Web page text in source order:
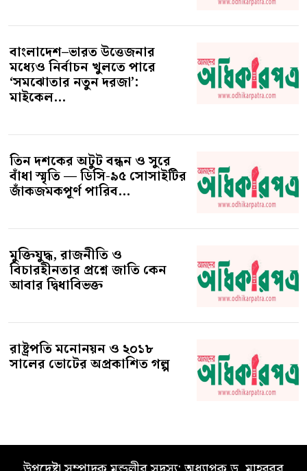
বাংলাদেশ–ভারত উত্তেজনার
মধ্যেও নির্বাচন খুলতে পারে
‘সমঝোতার নতুন দরজা’:
মাইকেল...
তিন দশকের অটুট বন্ধন ও সুরে
বাঁধা স্মৃতি — ডিসি-৯৫ সোসাইটির
জাঁকজমকপূর্ণ পারিব...
মুক্তিযুদ্ধ, রাজনীতি ও
বিচারহীনতার প্রশ্নে জাতি কেন
আবার দ্বিধাবিভক্ত
রাষ্ট্রপতি মনোনয়ন ও ২০১৮
সালের ভোটের অপ্রকাশিত গল্প